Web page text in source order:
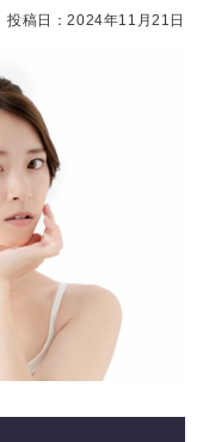
投稿日：2024年11月21日